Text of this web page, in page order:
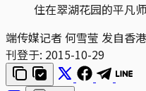
住在翠湖花园的平凡
端传媒记者 何雪莹 发自香港
刊登于: 2015-10-29